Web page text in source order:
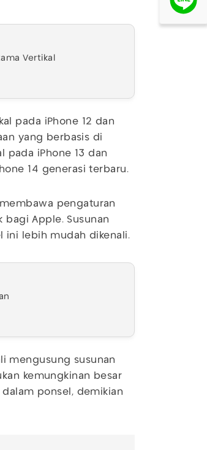
Vertikal
pada iPhone 12 dan
yang berbasis di
pada iPhone 13 dan
14 generasi terbaru.
pengaturan
Apple. Susunan
ini lebih mudah dikenali.
mengusung susunan
kemungkinan besar
ponsel, demikian